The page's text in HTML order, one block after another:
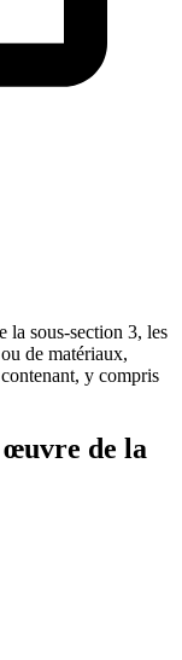
la sous-section 3, les
de matériaux,
y compris
œuvre de la